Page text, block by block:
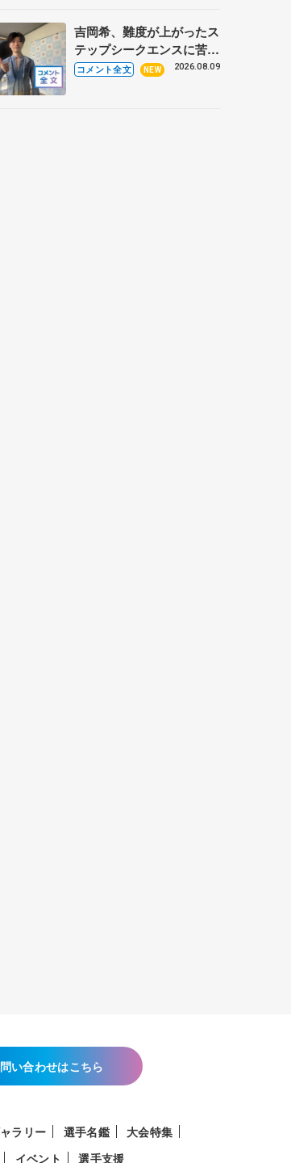
吉岡希、難度が上がったス
テップシークエンスに苦戦
中「全然駄目、もっといい
コメント全文 NEW 2026.08.09
い合わせはこちら
ラリー 選手名鑑
大会特集
イベント 選手支援